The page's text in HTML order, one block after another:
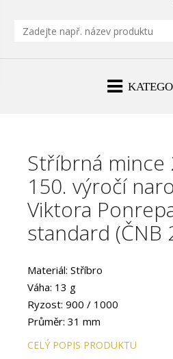
Stříbrná mince
150. výročí
Viktora
standard (ČNB
Materiál: Stříbro
Váha: 13 g
Ryzost: 900 / 1000
Průměr: 31 mm
Provedení: STANDARD
CELÝ POPIS PRODUKTU